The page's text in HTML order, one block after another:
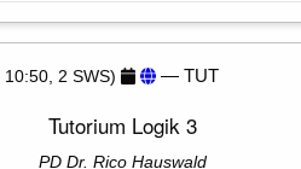
2 SWS) — TUT
Tutorium Logik 3
PD Dr. Rico Hauswald